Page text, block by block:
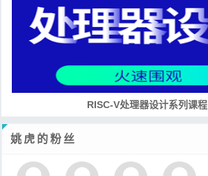
RISC-V处理器设计系列课程
姚虎的粉丝